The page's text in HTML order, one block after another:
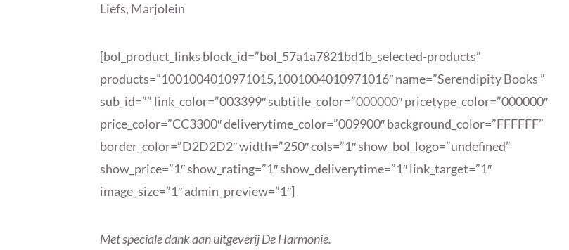
Liefs, Marjolein
[bol_product_links block_id=”bol_57a1a7821bd1b_selected-products”
products=”1001004010971015,1001004010971016″ name=”Serendipity Books ”
sub_id=”” link_color=”003399″ subtitle_color=”000000″ pricetype_color=”000000″
price_color=”CC3300″ deliverytime_color=”009900″ background_color=”FFFFFF”
border_color=”D2D2D2″ width=”250″ cols=”1″ show_bol_logo=”undefined”
show_price=”1″ show_rating=”1″ show_deliverytime=”1″ link_target=”1″
image_size=”1″ admin_preview=”1″]
Met speciale dank aan uitgeverij De Harmonie.